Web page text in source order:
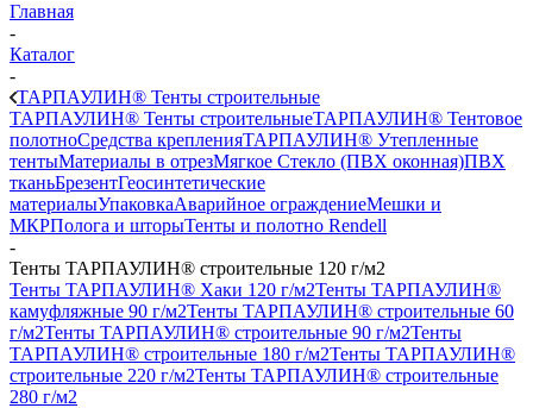
Главная
-
Каталог
-
ТАРПАУЛИН® Тенты строительные
ТАРПАУЛИН® Тенты строительныеТАРПАУЛИН® Тентовое
полотноСредства крепленияТАРПАУЛИН® Утепленные
тентыМатериалы в отрезМягкое Стекло (ПВХ оконная)ПВХ
тканьБрезентГеосинтетические
материалыУпаковкаАварийное ограждениеМешки и
МКРПолога и шторыТенты и полотно Rendell
-
Тенты ТАРПАУЛИН® строительные 120 г/м2
Тенты ТАРПАУЛИН® Хаки 120 г/м2Тенты ТАРПАУЛИН®
камуфляжные 90 г/м2Тенты ТАРПАУЛИН® строительные 60
г/м2Тенты ТАРПАУЛИН® строительные 90 г/м2Тенты
ТАРПАУЛИН® строительные 180 г/м2Тенты ТАРПАУЛИН®
строительные 220 г/м2Тенты ТАРПАУЛИН® строительные
280 г/м2